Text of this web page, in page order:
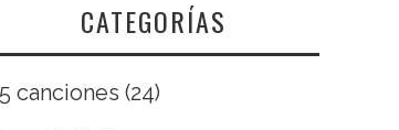
CATEGORÍAS
canciones (24)